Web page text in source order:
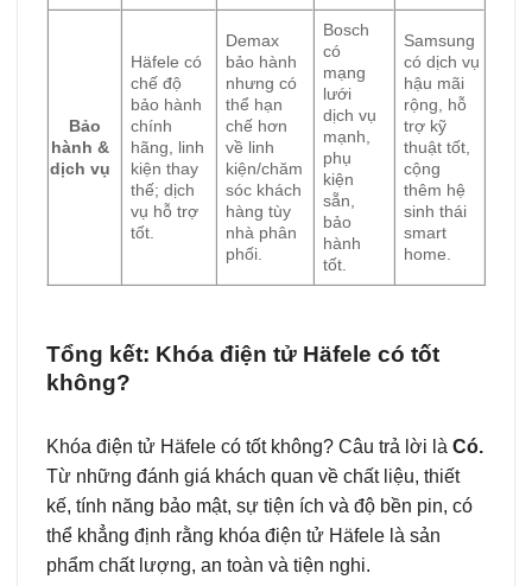
Bảo
hành &
dịch vụ
Häfele có
chế độ
bảo hành
chính
hãng, linh
kiện thay
thế; dịch
vụ hỗ trợ
tốt.
Demax
bảo hành
nhưng có
thể hạn
chế hơn
về linh
kiện/chăm
sóc khách
hàng tùy
nhà phân
phối.
Bosch
có
mạng
lưới
dịch vụ
mạnh,
phụ
kiện
sẵn,
bảo
hành
tốt.
Samsung
có dịch vụ
hậu mãi
rộng, hỗ
trợ kỹ
thuật tốt,
cộng
thêm hệ
sinh thái
smart
home.
Tổng kết: Khóa điện tử Häfele có tốt
không?
Khóa điện tử Häfele có tốt không? Câu trả lời là Có.
Từ những đánh giá khách quan về chất liệu, thiết
kế, tính năng bảo mật, sự tiện ích và độ bền pin, có
thể khẳng định rằng khóa điện tử Häfele là sản
phẩm chất lượng, an toàn và tiện nghi.